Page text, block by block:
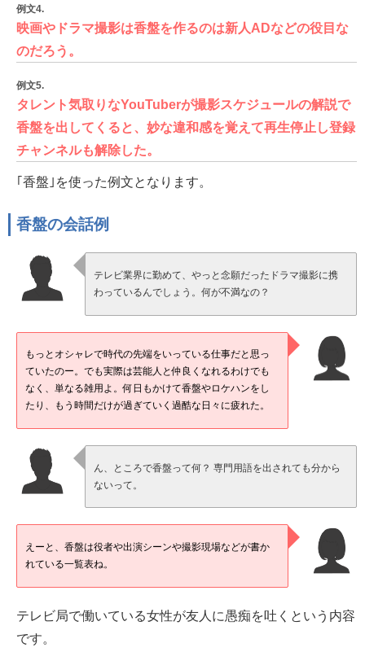
例文4.
映画やドラマ撮影は香盤を作るのは新人ADなどの役目な
のだろう。
例文5.
タレント気取りなYouTuberが撮影スケジュールの解説で
香盤を出してくると、妙な違和感を覚えて再生停止し登録
チャンネルも解除した。
｢香盤｣を使った例文となります。
香盤の会話例
テレビ業界に勤めて、やっと念願だったドラマ撮影に携
わっているんでしょう。何が不満なの？
もっとオシャレで時代の先端をいっている仕事だと思っ
ていたのー。でも実際は芸能人と仲良くなれるわけでも
なく、単なる雑用よ。何日もかけて香盤やロケハンをし
たり、もう時間だけが過ぎていく過酷な日々に疲れた。
ん、ところで香盤って何？ 専門用語を出されても分から
ないって。
えーと、香盤は役者や出演シーンや撮影現場などが書か
れている一覧表ね。
テレビ局で働いている女性が友人に愚痴を吐くという内容
です。